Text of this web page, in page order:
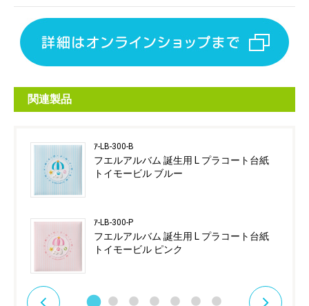
関連製品
ｱ-LB-300-B
フエルアルバム 誕生用 L プラコート台紙
トイモービル ブルー
ｱ-LB-300-P
フエルアルバム 誕生用 L プラコート台紙
トイモービル ピンク